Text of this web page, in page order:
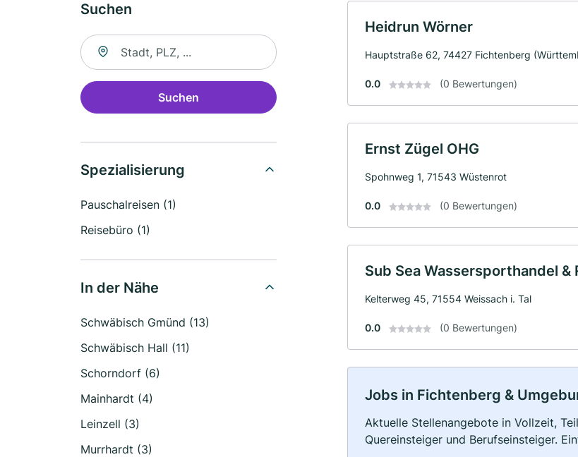
Suchen
Suche nach Ort
Suchen
Spezialisierung
Pauschalreisen (1)
Reisebüro (1)
In der Nähe
Schwäbisch Gmünd (13)
Schwäbisch Hall (11)
Schorndorf (6)
Mainhardt (4)
Leinzell (3)
Murrhardt (3)
Heidrun Wörner
Hauptstraße 62, 74427 Fichtenberg
0.0 (0 Bewertungen)
Ernst Zügel OHG
Spohnweg 1, 71543 Wüstenrot
0.0 (0 Bewertungen)
Sub Sea Wassersporthandel &
Kelterweg 45, 71554 Weissach i. Tal
0.0 (0 Bewertungen)
Jobs in Fichtenberg &
Aktuelle Stellenangebote in Vollzeit,
Quereinsteiger und Berufseinsteiger.